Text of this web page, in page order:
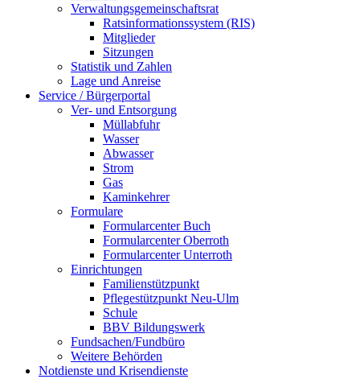
Verwaltungsgemeinschaftsrat
Ratsinformationssystem (RIS)
Mitglieder
Sitzungen
Statistik und Zahlen
Lage und Anreise
Service / Bürgerportal
Ver- und Entsorgung
Müllabfuhr
Wasser
Abwasser
Strom
Gas
Kaminkehrer
Formulare
Formularcenter Buch
Formularcenter Oberroth
Formularcenter Unterroth
Einrichtungen
Familienstützpunkt
Pflegestützpunkt Neu-Ulm
Schule
BBV Bildungswerk
Fundsachen/Fundbüro
Weitere Behörden
Notdienste und Krisendienste